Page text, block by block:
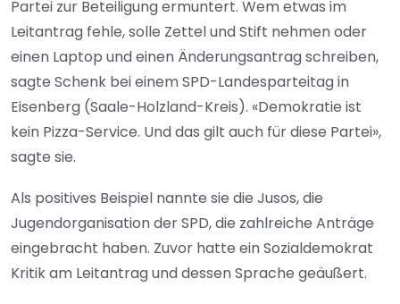
Partei zur Beteiligung ermuntert. Wem etwas im
Leitantrag fehle, solle Zettel und Stift nehmen oder
einen Laptop und einen Änderungsantrag schreiben,
sagte Schenk bei einem SPD-Landesparteitag in
Eisenberg (Saale-Holzland-Kreis). «Demokratie ist
kein Pizza-Service. Und das gilt auch für diese Partei»,
sagte sie.
Als positives Beispiel nannte sie die Jusos, die
Jugendorganisation der SPD, die zahlreiche Anträge
eingebracht haben. Zuvor hatte ein Sozialdemokrat
Kritik am Leitantrag und dessen Sprache geäußert.